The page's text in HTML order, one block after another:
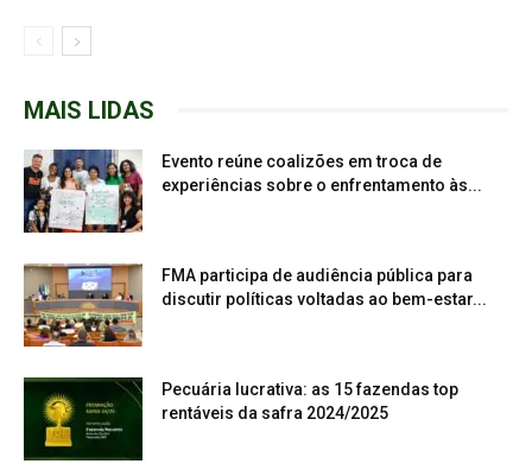
MAIS LIDAS
Evento reúne coalizões em troca de
experiências sobre o enfrentamento às...
FMA participa de audiência pública para
discutir políticas voltadas ao bem-estar...
Pecuária lucrativa: as 15 fazendas top
rentáveis da safra 2024/2025